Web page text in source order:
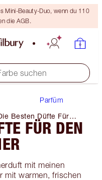
Mini-Beauty-Duo, wenn du 110
die AGB.
suchen
Parfüm
Besten Düfte Für
Sommer
FÜR DEN
mit meinen
mit warmen, frischen